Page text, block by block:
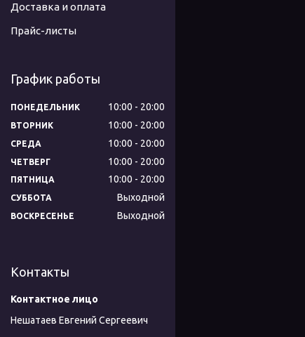
Доставка и оплата
Прайс-листы
График работы
ПОНЕДЕЛЬНИК 10:00 20:00
ВТОРНИК 10:00 20:00
СРЕДА 10:00 20:00
ЧЕТВЕРГ 10:00 20:00
ПЯТНИЦА 10:00 20:00
СУББОТА Выходной
ВОСКРЕСЕНЬЕ Выходной
Контакты
Нешатаев Евгений Сергеевич